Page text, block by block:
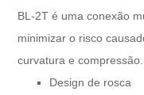
BL-2T é uma conexão
minimizar o risco
curvatura e compressão.
Design de rosca